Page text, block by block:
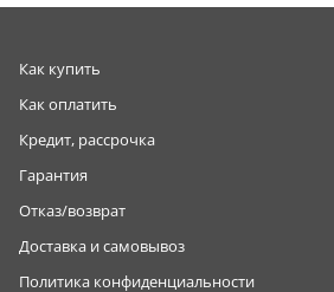
Как купить
Как оплатить
Кредит, рассрочка
Гарантия
Отказ/возврат
Доставка и самовывоз
Политика конфиденциальности